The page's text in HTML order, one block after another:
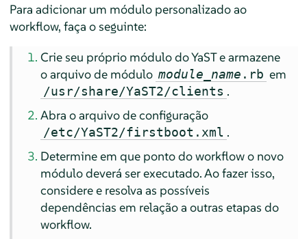
Para adicionar um módulo personalizado ao
workflow, faça o seguinte:
Crie seu próprio módulo do YaST e armazene
o arquivo de módulo module_name .rb em
/usr/share/YaST2/clients .
Abra o arquivo de configuração
/etc/YaST2/firstboot.xml .
Determine em que ponto do workflow o novo
módulo deverá ser executado. Ao fazer isso,
considere e resolva as possíveis
dependências em relação a outras etapas do
workflow.